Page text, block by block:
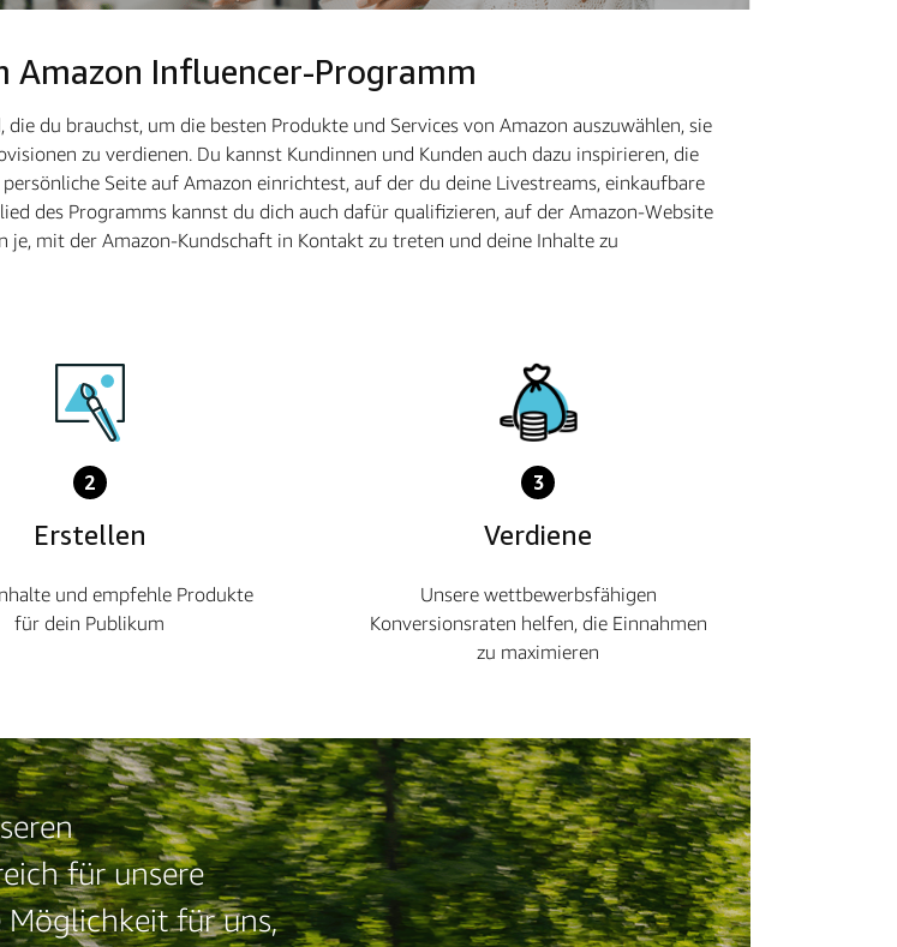
Amazon Influencer-Programm
du brauchst, um die besten Produkte und Services von Amazon auszuwählen, sie
zu verdienen. Du kannst Kundinnen und Kunden auch dazu inspirieren, die
Seite auf Amazon einrichtest, auf der du deine Livestreams, einkaufbare
des Programms kannst du dich auch dafür qualifizieren, auf der Amazon-Website
mit der Amazon-Kundschaft in Kontakt zu treten und deine Inhalte zu
2
Erstellen
und empfehle Produkte
für dein Publikum
3
Verdiene
Unsere wettbewerbsfähigen
Konversionsraten helfen, die Einnahmen
zu maximieren
für unsere
für uns,